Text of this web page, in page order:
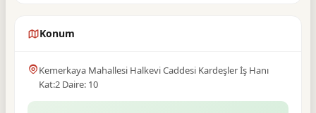
Konum
Kemerkaya Mahallesi Halkevi Caddesi Kardeşler İş Hanı
Kat:2 Daire: 10